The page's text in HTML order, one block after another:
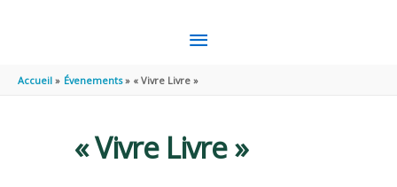
MENU
PRINCIPAL
Accueil Évenements « Vivre Livre »
« Vivre Livre »